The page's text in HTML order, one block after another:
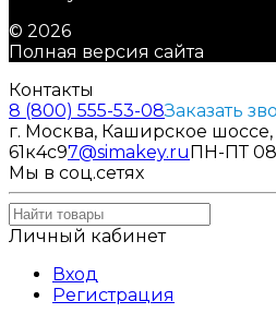
© 2026
Полная версия сайта
Контакты
8 (800) 555-53-08Заказать
г. Москва, Каширское шоссе,
61к4с97@simakey.ruПН-ПТ
Мы в соц.сетях
Личный кабинет
Вход
Регистрация